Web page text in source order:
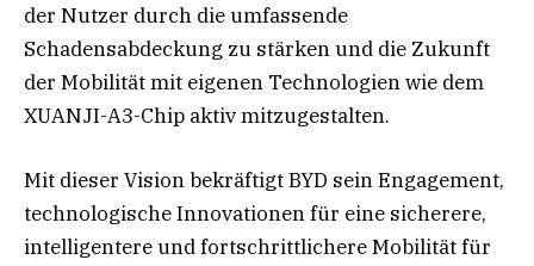
der Nutzer durch die umfassende
Schadensabdeckung zu stärken und die Zukunft
der Mobilität mit eigenen Technologien wie dem
XUANJI-A3-Chip aktiv mitzugestalten.
Mit dieser Vision bekräftigt BYD sein Engagement,
technologische Innovationen für eine sicherere,
intelligentere und fortschrittlichere Mobilität für